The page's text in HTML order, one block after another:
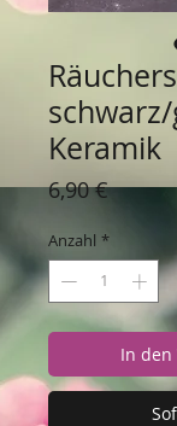
Keramik
6,90 €Preis
Anzahl *
In den